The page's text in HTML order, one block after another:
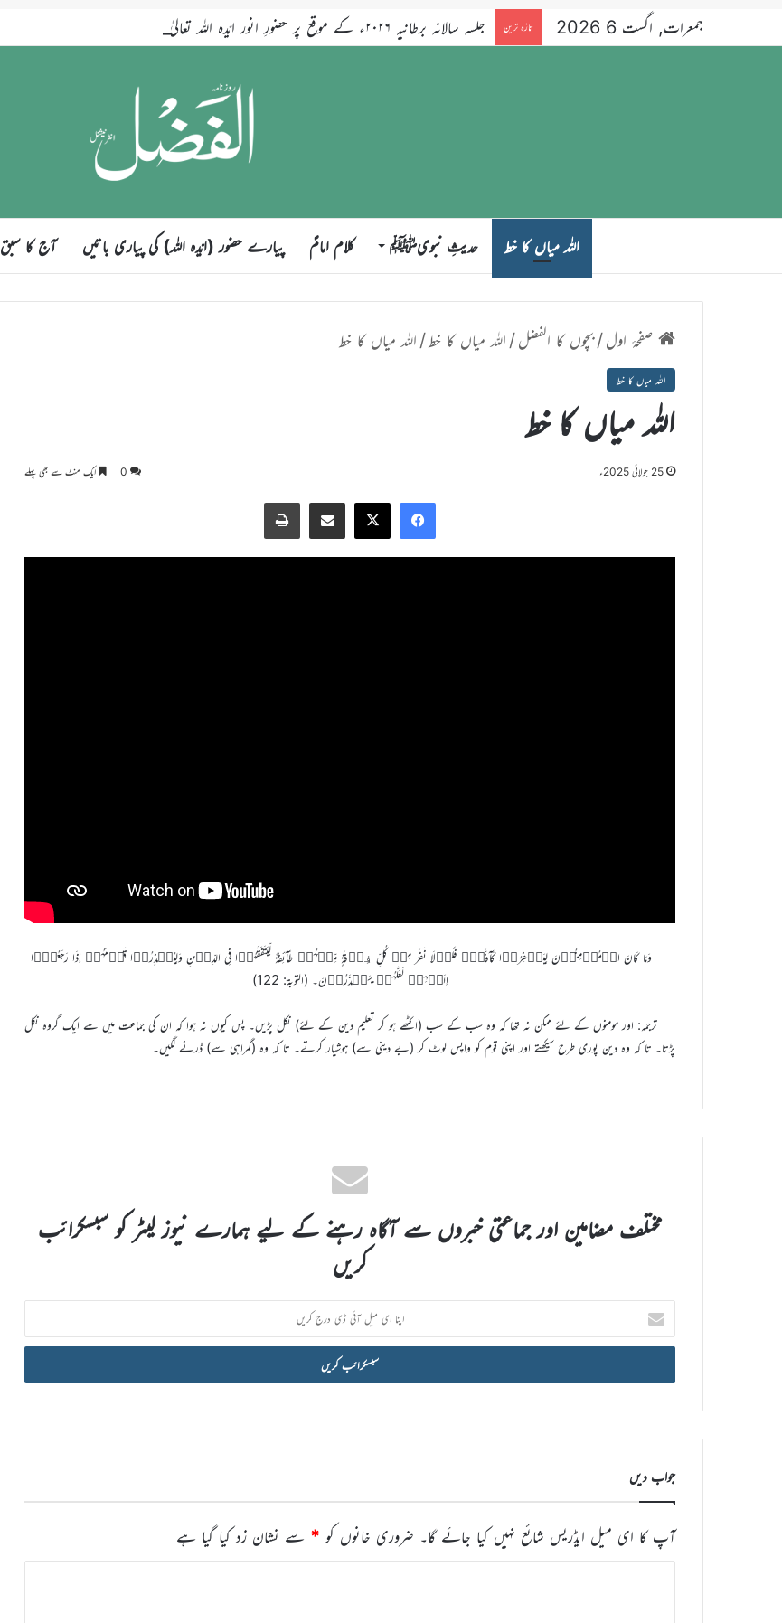
جمعرات, اگست 6 2026 تازہ ترین
اللہ میاں کا خط حدیثِ نبویﷺ کلام امامؑ پیارے حضور (ایّدہ اللہ) کی پیاری باتیں آج کا سبق
صفحۂ اول/بچوں کا الفضل/ اللہ میاں کا خط/ اللہ میاں کا خط
اللہ میاں کا خط
اللہ میاں کا خط
25 جولائی 2025ء 0 ایک منٹ سے بھی پہلے
Facebook
X
Share via Email
Print
وَمَا کَانَ الۡمُؤۡمِنُوۡنَ لِیَنۡفِرُوۡا کَآفَّۃًؕ فَلَوۡلَا نَفَرَ مِنۡ کُلِّ فِرۡقَۃٍ مِّنۡہُمۡ طَآئِفَۃٌ لِّیَتَفَقَّہُوۡا فِی الدِّیۡنِ وَلِیُنۡذِرُوۡا قَوۡمَہُمۡ اِذَا رَجَعُوۡۤا
اِلَیۡہِمۡ لَعَلَّہُمۡ یَحۡذَرُوۡنَ۔ (التوبۃ: 122)
ترجمہ: اور مومنوں کے لئے ممکن نہ تھا کہ وہ سب کے سب (اکٹھے ہو کر تعلیم دین کے لئے) نکل پڑیں۔ پس کیوں نہ ہوا کہ ان کی جماعت میں سے ایک گروہ نکل
پڑتا۔ تا کہ وہ دین پوری طرح سیکھتے اور اپنی قوم کو واپس لوٹ کر (بے دینی سے) ہوشیار کرتے۔ تا کہ وہ (گمراہی سے) ڈرنے لگیں۔
مختلف مضامین اور جماعتی خبروں سے آگاہ رہنے کے لیے ہمارے نیوز لیٹر کو سبسکرائب
کریں
اپنا
ای
میل
ڈی
جواب دیں
آپ کا ای میل ایڈریس شائع نہیں کیا جائے گا۔ ضروری خانوں کو * سے نشان زد کیا گیا ہے